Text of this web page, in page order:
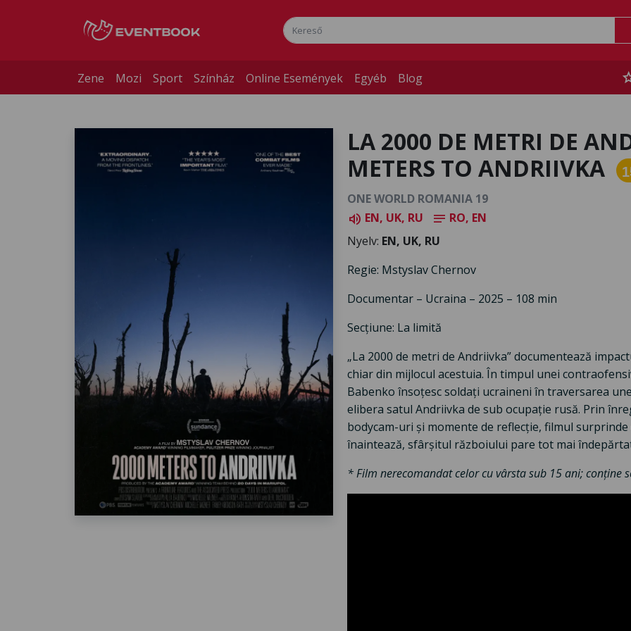
Zene Mozi Sport Színház Online Események Egyéb Blog
LA 2000 DE METRI DE
METERS TO ANDRIIVKA
ONE WORLD ROMANIA 19
volume_up EN, UK, RU notes RO, EN
Nyelv: EN, UK, RU
Regie: Mstyslav Chernov
Documentar – Ucraina – 2025 – 108 min
Secțiune: La limită
„La 2000 de metri de Andriivka” documentează
chiar din mijlocul acestuia. În timpul unei
Babenko însoțesc soldați ucraineni în traversarea
elibera satul Andriivka de sub ocupație rusă. Prin
bodycam-uri și momente de reflecție, filmul
înaintează, sfârșitul războiului pare tot mai
* Film nerecomandat celor cu vârsta sub 15 ani; conține